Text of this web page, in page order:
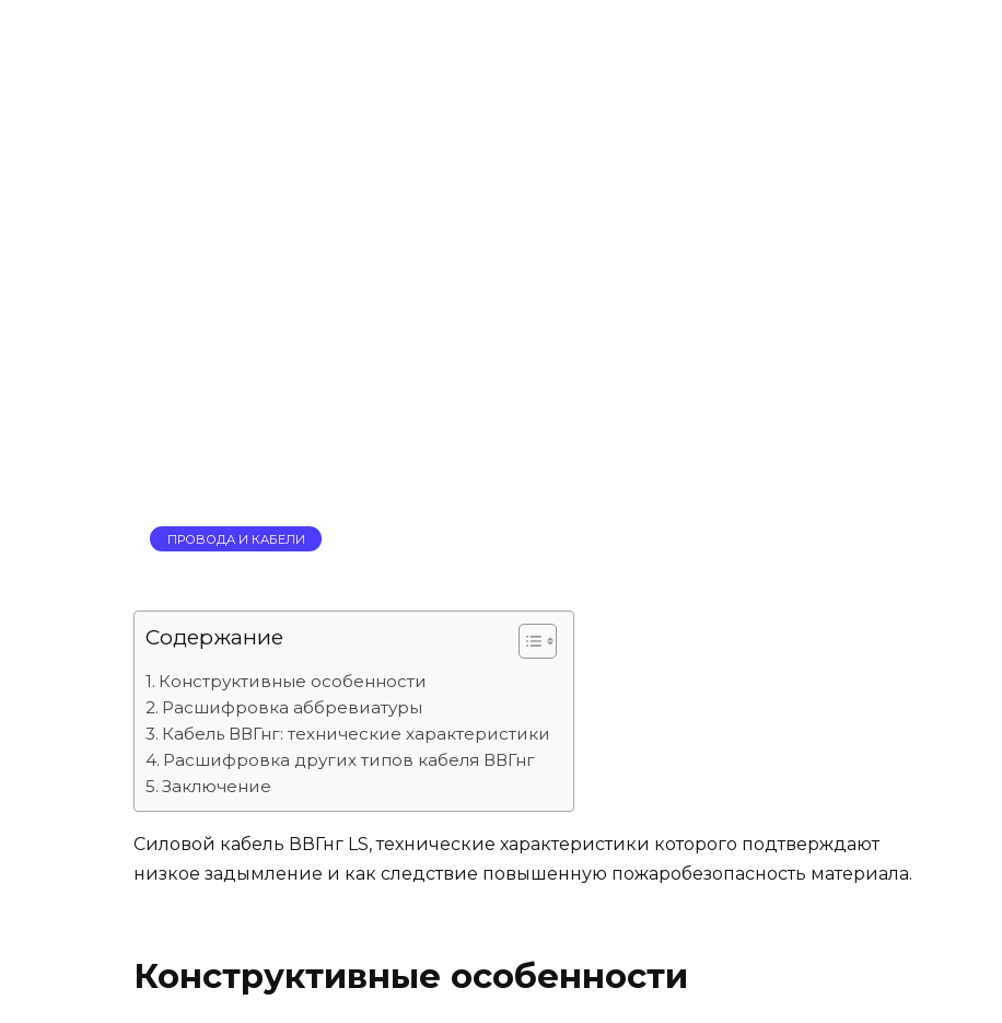
ПРОВОДА И КАБЕЛИ
Содержание
Конструктивные особенности
Расшифровка аббревиатуры
Кабель ВВГнг: технические характеристики
Расшифровка других типов кабеля ВВГнг
Заключение
Силовой кабель ВВГнг LS, технические характеристики которого подтверждают
низкое задымление и как следствие повышенную пожаробезопасность материала.
Конструктивные особенности